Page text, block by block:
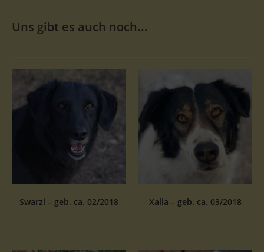
Uns gibt es auch noch...
Swarzi – geb. ca. 02/2018 Xalia – geb. ca. 03/2018